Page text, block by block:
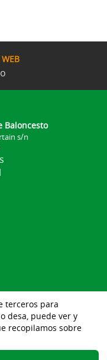
Baloncesto
s/n
terceros para
desa, puede ver y
recopilamos sobre